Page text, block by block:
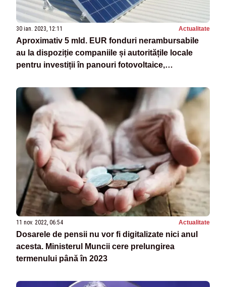
30 ian. 2023, 12:11 Actualitate
Aproximativ 5 mld. EUR fonduri nerambursabile
au la dispoziție companiile și autoritățile locale
pentru investiții în panouri fotovoltaice,
11 nov. 2022, 06:54 Actualitate
Dosarele de pensii nu vor fi digitalizate nici anul
acesta. Ministerul Muncii cere prelungirea
termenului până în 2023